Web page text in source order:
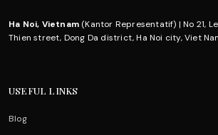
Ha Noi, Vietnam (Kantor Representatif) | No 21,
Thien street, Dong Da district, Ha Noi city, Viet
USEFUL LINKS
Blog